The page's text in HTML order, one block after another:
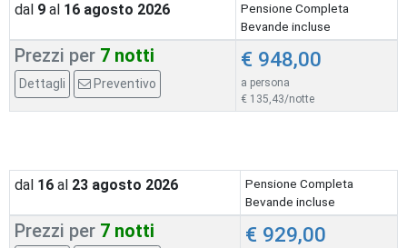
dal 9al 16agosto 2026
Pensione Completa
Bevande incluse
Prezzi per 7 notti
Dettagli Preventivo
€ 948,00
a persona
€ 135,43/notte
dal 16al 23agosto 2026
Pensione Completa
Bevande incluse
Prezzi per 7 notti € 929,00